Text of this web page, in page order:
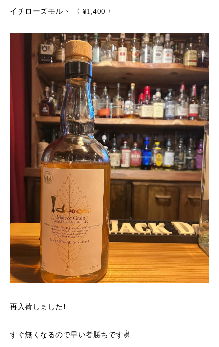
イチローズモルト 〈 ¥1,400 〉
再入荷しました!
すぐ無くなるので早い者勝ちです✌️